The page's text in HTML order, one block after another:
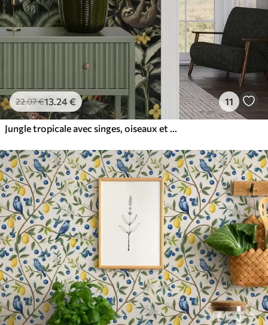
22.07€13.24€ 11
Jungle tropicale avec singes, oiseaux et feuillage dense